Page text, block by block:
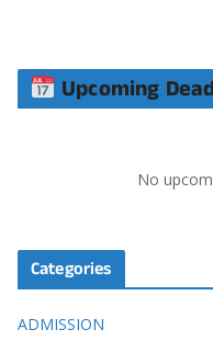
Upcoming
No
Categories
ADMISSION